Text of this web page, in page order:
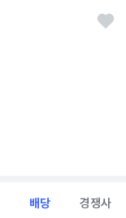
배당 경쟁사